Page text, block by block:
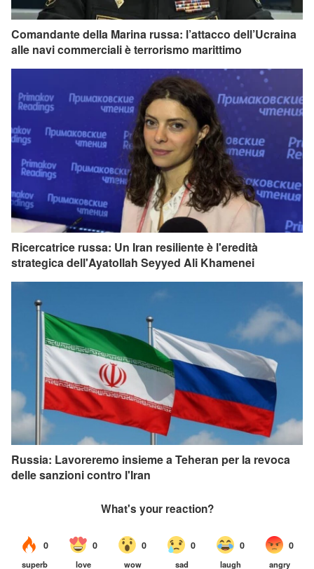
Comandante della Marina russa: l’attacco dell’Ucraina
alle navi commerciali è terrorismo marittimo
Ricercatrice russa: Un Iran resiliente è l'eredità
strategica dell'Ayatollah Seyyed Ali Khamenei
Russia: Lavoreremo insieme a Teheran per la revoca
delle sanzioni contro l'Iran